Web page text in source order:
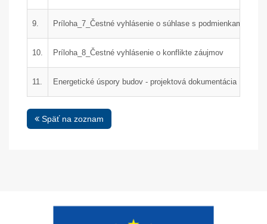
9. Príloha_7_Čestné vyhlásenie o súhlase s podmienkami
10. Príloha_8_Čestné vyhlásenie o konflikte záujmov
11. Energetické úspory budov - projektová dokumentácia
Späť na zoznam